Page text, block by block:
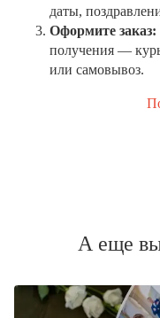
даты,
Оформите заказ:
получения —
или самовывоз.
А еще вы